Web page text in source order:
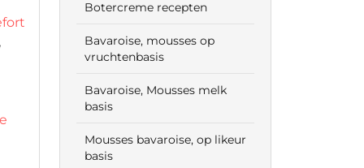
,
Botercreme recepten
Bavaroise, mousses op
vruchtenbasis
Bavaroise, Mousses melk
basis
Mousses bavaroise, op likeur
basis